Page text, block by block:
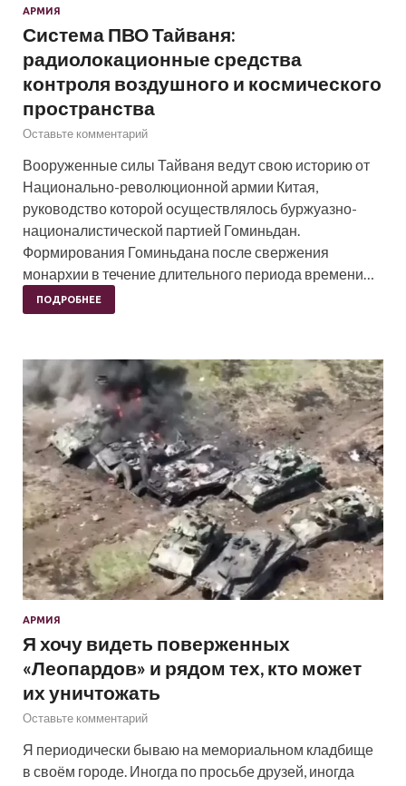
АРМИЯ
Система ПВО Тайваня:
радиолокационные средства
контроля воздушного и космического
пространства
Оставьте комментарий
Вооруженные силы Тайваня ведут свою историю от
Национально-революционной армии Китая,
руководство которой осуществлялось буржуазно-
националистической партией Гоминьдан.
Формирования Гоминьдана после свержения
монархии в течение длительного периода времени…
ПОДРОБНЕЕ
АРМИЯ
Я хочу видеть поверженных
«Леопардов» и рядом тех, кто может
их уничтожать
Оставьте комментарий
Я периодически бываю на мемориальном кладбище
в своём городе. Иногда по просьбе друзей, иногда